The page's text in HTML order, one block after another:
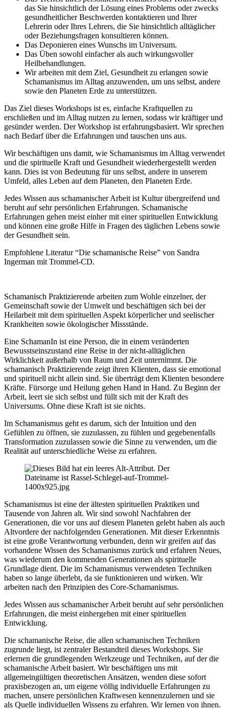
das Sie hinsichtlich der Lösung eines Problems oder zwecks
gesundheitlicher Beschwerden kontaktieren und Ihrer
Lehrerin oder Ihres Lehrers, die Sie hinsichtlich alltäglicher
oder Beziehungsfragen konsultieren können.
Das Deponieren eines Wunschs im Universum.
Das Üben sowohl einfacher als auch wirkungsvoller
Heilbehandlungen.
Wir arbeiten mit dem Ziel, Gesundheit zu erlangen sowie
Schamanismus im Alltag anzuwenden, um uns selbst, andere
sowie den Planeten Erde zu unterstützen.
Das Ziel dieses Workshops ist es, einfache Kraftquellen zu
erschließen und im Alltag nutzen zu lernen, sodass wir kräftiger und
gesünder werden. Der Workshop ist erfahrungsbasiert. Wir sprechen
nach Bedarf über die Erfahrungen und tauschen uns aus.
Wir beschäftigen uns damit, wie Schamanismus im Alltag verwendet
und die spirituelle Kraft und Gesundheit wiederhergestellt werden
kann. Dies ist von Bedeutung für uns selbst, andere in unserem
Umfeld, alles Leben auf dem Planeten, den Planeten Erde.
Jedes Wissen aus schamanischer Arbeit ist Kultur übergreifend und
beruht auf sehr persönlichen Erfahrungen. Schamanische
Erfahrungen gehen meist einher mit einer spirituellen Entwicklung
und können eine große Hilfe in Fragen des täglichen Lebens sowie
der Gesundheit sein.
Empfohlene Literatur “Die schamanische Reise” von Sandra
Ingerman mit Trommel-CD.
Schamanisch Praktizierende arbeiten zum Wohle einzelner, der
Gemeinschaft sowie der Umwelt und beschäftigen sich bei der
Heilarbeit mit dem spirituellen Aspekt körperlicher und seelischer
Krankheiten sowie ökologischer Missstände.
Eine SchamanIn ist eine Person, die in einem veränderten
Bewusstseinszustand eine Reise in der nicht-alltäglichen
Wirklichkeit außerhalb von Raum und Zeit unternimmt. Die
schamanisch Praktizierende zeigt ihren Klienten, dass sie emotional
und spirituell nicht allein sind. Sie überträgt dem Klienten besondere
Kräfte. Fürsorge und Heilung gehen Hand in Hand. Zu Beginn der
Arbeit, leert sie sich selbst und füllt sich mit der Kraft des
Universums. Ohne diese Kraft ist sie nichts.
Im Schamanismus geht es darum, sich der Intuition und den
Gefühlen zu öffnen, sie zuzulassen, zu fühlen und gegebenenfalls
Transformation zuzulassen sowie die Sinne zu verwenden, um die
Realität auf unterschiedliche Weise zu erfahren.
Schamanismus ist eine der ältesten spirituellen Praktiken und
Tausende von Jahren alt. Wir sind sowohl Nachfahren der
Generationen, die vor uns auf diesem Planeten gelebt haben als auch
Altvordere der nachfolgenden Generationen. Mit dieser Erkenntnis
ist eine große Verantwortung verbunden, denn wir greifen auf das
vorhandene Wissen des Schamanismus zurück und erfahren Neues,
was wiederum den kommenden Generationen als spirituelle
Grundlage dient. Die im Schamanismus verwendeten Techniken
haben so lange überlebt, da sie funktionieren und wirken. Wir
arbeiten nach den Prinzipien des Core-Schamanismus.
Jedes Wissen aus schamanischer Arbeit beruht auf sehr persönlichen
Erfahrungen, die meist einhergehen mit einer spirituellen
Entwicklung.
Die schamanische Reise, die allen schamanischen Techniken
zugrunde liegt, ist zentraler Bestandteil dieses Workshops. Sie
erlernen die grundlegenden Werkzeuge und Techniken, auf der die
schamanische Arbeit basiert. Wir beschäftigen uns mit
allgemeingültigen theoretischen Ansätzen, wenden diese sofort
praxisbezogen an, um eigene völlig individuelle Erfahrungen zu
machen, unsere persönlichen Kraftwesen kennenzulernen und sie
als Quelle individuellen Wissens zu erfahren. Wir lernen von ihnen.